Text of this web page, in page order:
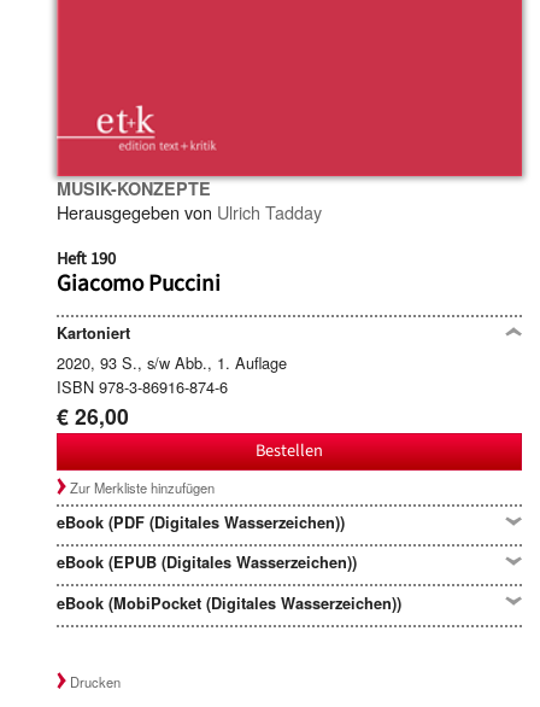
MUSIK-KONZEPTE
Herausgegeben von Ulrich Tadday
Heft 190
Giacomo Puccini
Kartoniert
2020, 93 S., s/w Abb., 1. Auflage
ISBN 978-3-86916-874-6
€ 26,00
Bestellen
Zur Merkliste hinzufügen
eBook (PDF (Digitales Wasserzeichen))
eBook (EPUB (Digitales Wasserzeichen))
eBook (MobiPocket (Digitales Wasserzeichen))
Drucken